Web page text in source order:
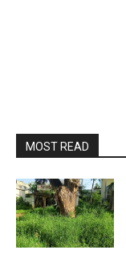
MOST READ